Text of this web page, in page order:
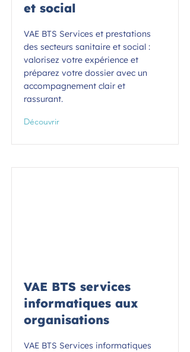
et social
VAE BTS Services et prestations
des secteurs sanitaire et social :
valorisez votre expérience et
préparez votre dossier avec un
accompagnement clair et
rassurant.
Découvrir
VAE BTS services
informatiques aux
organisations
VAE BTS Services informatiques